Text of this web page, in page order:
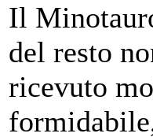
Il
del resto
ricevuto